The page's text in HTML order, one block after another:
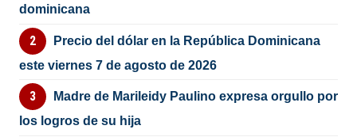
dominicana
Precio del dólar en la República Dominicana
este viernes 7 de agosto de 2026
Madre de Marileidy Paulino expresa orgullo por
los logros de su hija